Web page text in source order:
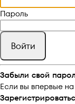
Пароль
Забыли свой
Если вы впервые